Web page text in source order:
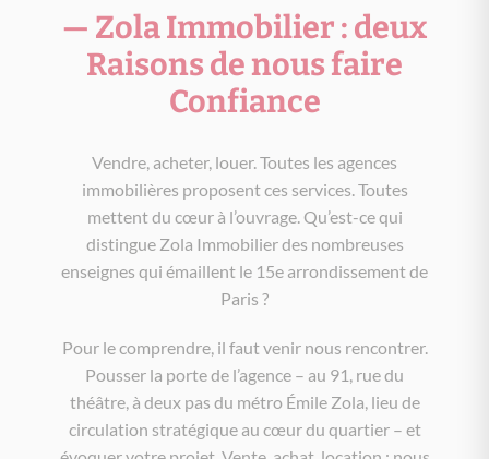
— Zola Immobilier : deux
Raisons de nous faire
Confiance
Vendre, acheter, louer. Toutes les agences
immobilières proposent ces services. Toutes
mettent du cœur à l’ouvrage. Qu’est-ce qui
distingue Zola Immobilier des nombreuses
enseignes qui émaillent le 15e arrondissement de
Paris ?
Pour le comprendre, il faut venir nous rencontrer.
Pousser la porte de l’agence – au 91, rue du
théâtre, à deux pas du métro Émile Zola, lieu de
circulation stratégique au cœur du quartier – et